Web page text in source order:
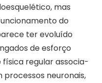
mas
do
ter evoluído
de esforço
regular associa-
neuronais,